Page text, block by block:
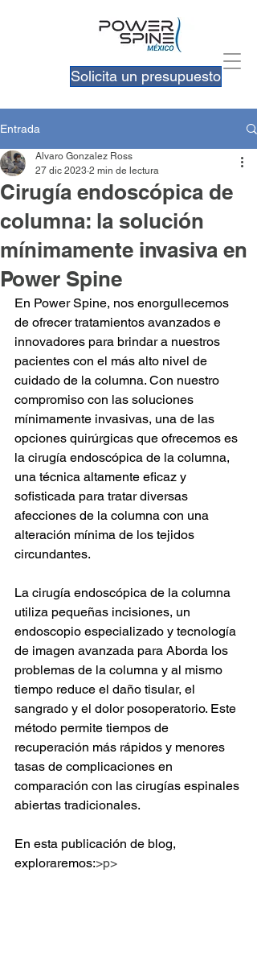
Solicita un presupuesto
Entrada
Cirugía endoscópica de
columna: la solución
mínimamente invasiva en
Power Spine
Alvaro Gonzalez Ross
27 dic 2023 2 min de lectura
En Power Spine, nos enorgullecemos
de ofrecer tratamientos avanzados e
innovadores para brindar a nuestros
pacientes con el más alto nivel de
cuidado de la columna. Con nuestro
compromiso con las soluciones
mínimamente invasivas, una de las
opciones quirúrgicas que ofrecemos es
la cirugía endoscópica de la columna,
una técnica altamente eficaz y
sofisticada para tratar diversas
afecciones de la columna con una
alteración mínima de los tejidos
circundantes.
La cirugía endoscópica de la columna
utiliza pequeñas incisiones, un
endoscopio especializado y tecnología
de imagen avanzada para Aborda los
problemas de la columna y al mismo
tiempo reduce el daño tisular, el
sangrado y el dolor posoperatorio. Este
método permite tiempos de
recuperación más rápidos y menores
tasas de complicaciones en
comparación con las cirugías espinales
abiertas tradicionales.
En esta publicación de blog,
exploraremos:>p>